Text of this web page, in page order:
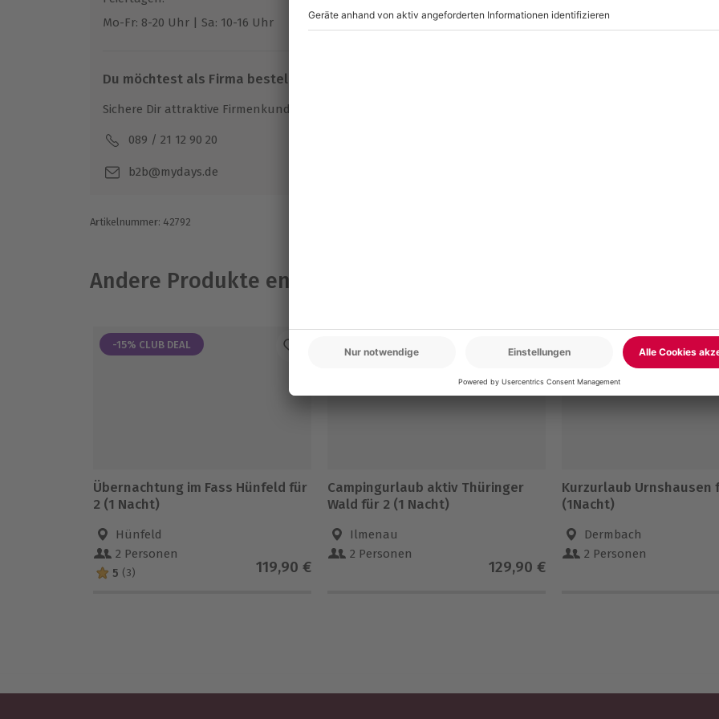
Mo-Fr: 8-20 Uhr | Sa: 10-16 Uhr
Du möchtest als Firma bestellen?
Sichere Dir attraktive Firmenkunden Vorteile.
089 / 21 12 90 20
b2b@mydays.de
Artikelnummer: 42792
Andere Produkte entdecken
-15% CLUB DEAL
Übernachtung im Fass Hünfeld für
2 (1 Nacht)
Hünfeld
2 Personen
5 (3) 119,90 €
Campingurlaub aktiv Thüringer
Wald für 2 (1 Nacht)
Ilmenau
2 Personen
129,90 €
-15% CLUB DEAL
Kurzurlaub Urnshausen
(1Nacht)
Dermbach
2 Personen